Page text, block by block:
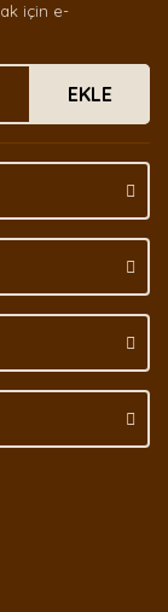
için e-
EKLE